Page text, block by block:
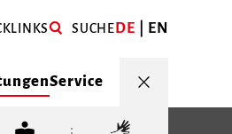
SUCHEDE EN
Service